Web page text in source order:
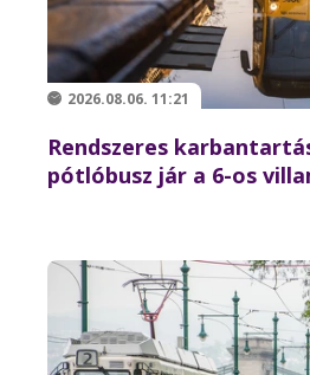
2026.08.06. 11:21
Rendszeres
pótlóbusz jár a 6-os